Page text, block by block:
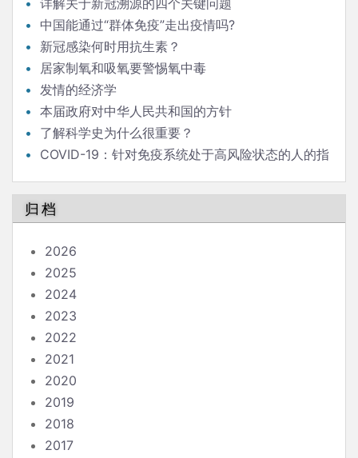
详解关于新冠溯源的四个关键问题
中国能通过“群体免疫”走出疫情吗?
新冠感染何时用抗生素？
居家制氧和吸氧要警惕氧中毒
发情的经济学
本届政府对中华人民共和国的方针
了解科学史为什么很重要？
COVID-19：针对免疫系统处于高风险状态的人的指
归档
2026
2025
2024
2023
2022
2021
2020
2019
2018
2017